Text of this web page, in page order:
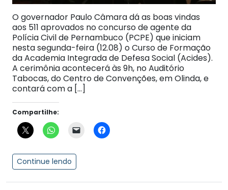
O governador Paulo Câmara dá as boas vindas
aos 511 aprovados no concurso de agente da
Polícia Civil de Pernambuco (PCPE) que iniciam
nesta segunda-feira (12.08) o Curso de Formação
da Academia Integrada de Defesa Social (Acides).
A cerimônia acontecerá às 9h, no Auditório
Tabocas, do Centro de Convenções, em Olinda, e
contará com a […]
Compartilhe:
Continue lendo